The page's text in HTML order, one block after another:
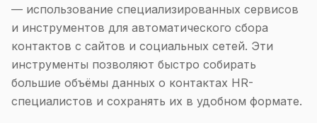
— использование специализированных сервисов
и инструментов для автоматического сбора
контактов с сайтов и социальных сетей. Эти
инструменты позволяют быстро собирать
большие объёмы данных о контактах HR-
специалистов и сохранять их в удобном формате.